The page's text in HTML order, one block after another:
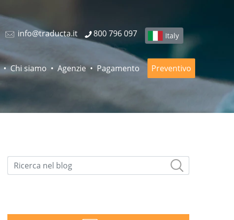
Italy
info@traducta.it 800 796 097
Chi siamo Agenzie Pagamento Preventivo